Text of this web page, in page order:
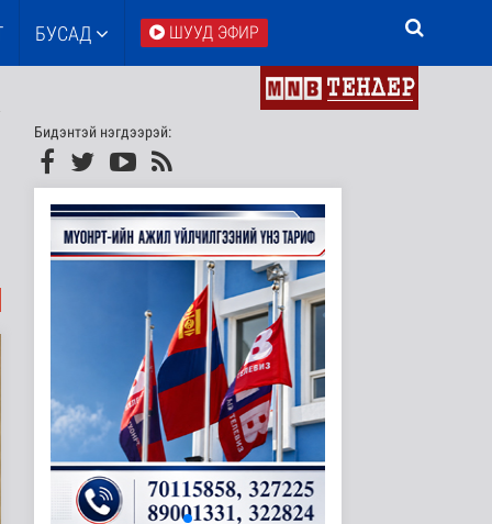
БУСАД ШУУД ЭФИР
Бидэнтэй нэгдээрэй: